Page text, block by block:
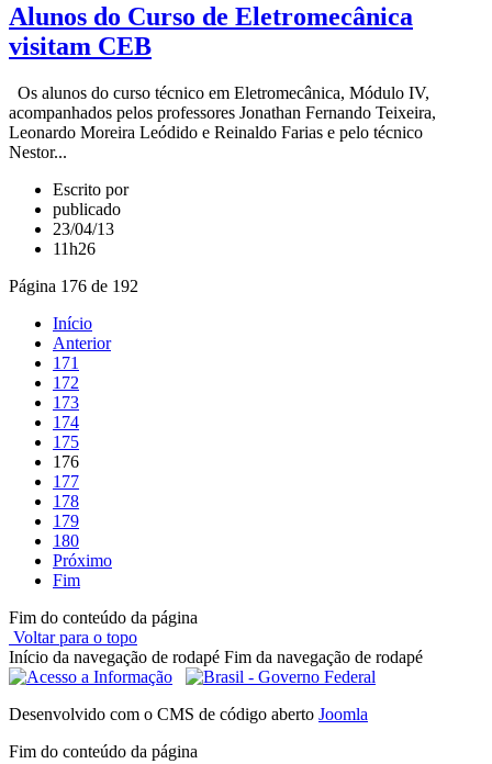
Alunos do Curso de Eletromecânica
visitam CEB
Os alunos do curso técnico em Eletromecânica, Módulo IV,
acompanhados pelos professores Jonathan Fernando Teixeira,
Leonardo Moreira Leódido e Reinaldo Farias e pelo técnico
Nestor...
Escrito por
publicado
23/04/13
11h26
Página 176 de 192
Início
Anterior
171
172
173
174
175
176
177
178
179
180
Próximo
Fim
Fim do conteúdo da página
Voltar para o topo
Início da navegação de rodapé Fim da navegação de rodapé
Desenvolvido com o CMS de código aberto Joomla
Fim do conteúdo da página